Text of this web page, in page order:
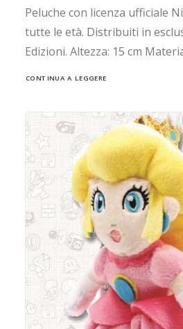
Peluche con licenza ufficiale
tutte le età. Distribuiti in
Edizioni. Altezza: 15 cm
CONTINUA A LEGGERE